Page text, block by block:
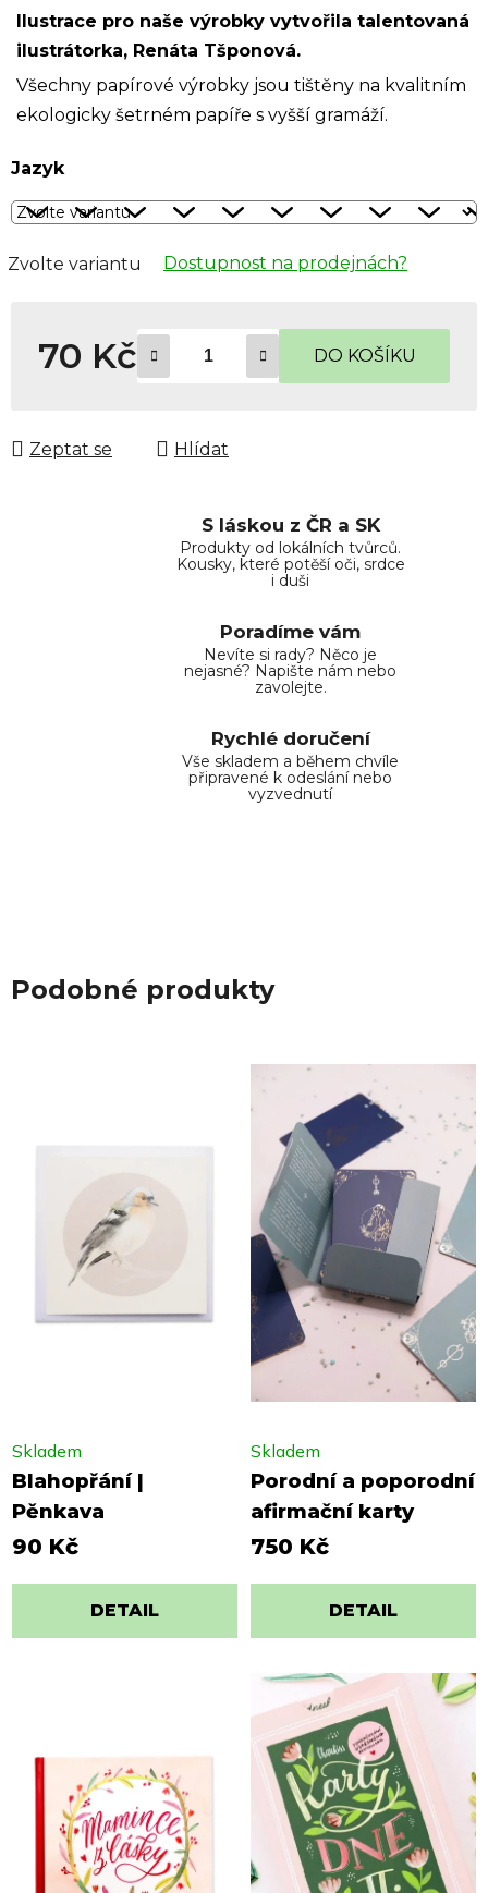
Ilustrace pro naše výrobky vytvořila talentovaná
ilustrátorka, Renáta Tšponová.
Všechny papírové výrobky jsou tištěny na kvalitním
ekologicky šetrném papíře s vyšší gramáží.
Jazyk
Zvolte variantu Dostupnost na prodejnách?
70 Kč DO KOŠÍKU
Zeptat se Hlídat
S láskou z ČR a SK
Produkty od lokálních tvůrců.
Kousky, které potěší oči, srdce
i duši
Poradíme vám
Nevíte si rady? Něco je
nejasné? Napište nám nebo
zavolejte.
Rychlé doručení
Vše skladem a během chvíle
připravené k odeslání nebo
vyzvednutí
Podobné produkty
Blahopřání |
Pěnkava
Skladem
90 Kč
DETAIL
Porodní a poporodní
afirmační karty
Skladem
750 Kč
DETAIL